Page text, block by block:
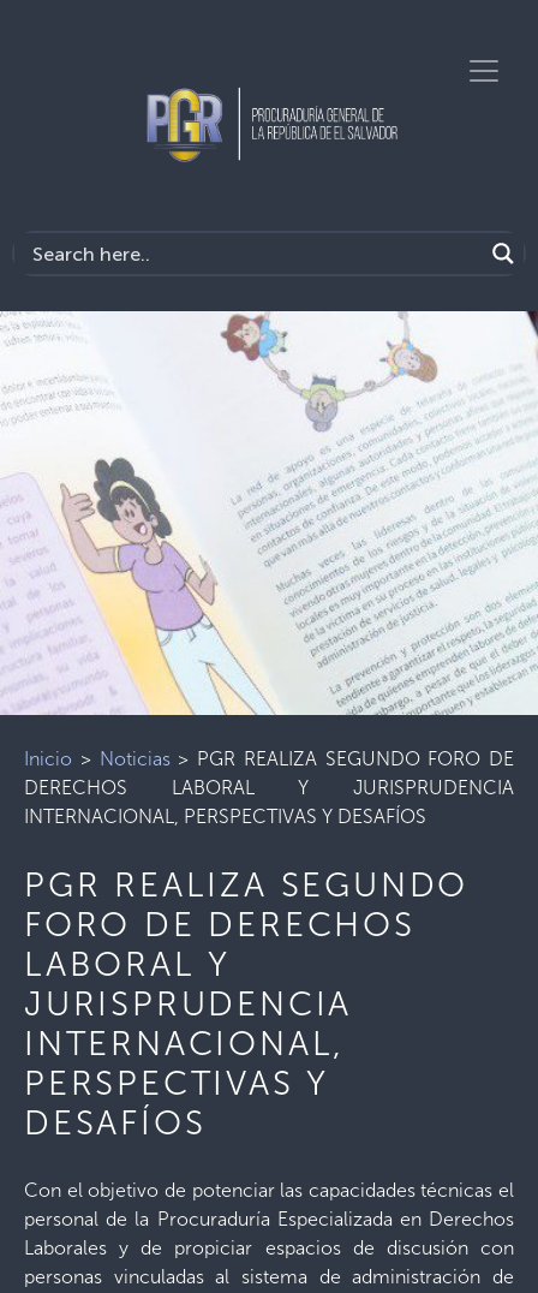
Inicio > Noticias> PGR REALIZA SEGUNDO FORO DE
DERECHOS LABORAL Y JURISPRUDENCIA
INTERNACIONAL, PERSPECTIVAS Y DESAFÍOS
PGR REALIZA SEGUNDO
FORO DE DERECHOS
LABORAL Y
JURISPRUDENCIA
INTERNACIONAL,
PERSPECTIVAS Y
DESAFÍOS
Con el objetivo de potenciar las capacidades técnicas el
personal de la Procuraduría Especializada en Derechos
Laborales y de propiciar espacios de discusión con
personas vinculadas al sistema de administración de